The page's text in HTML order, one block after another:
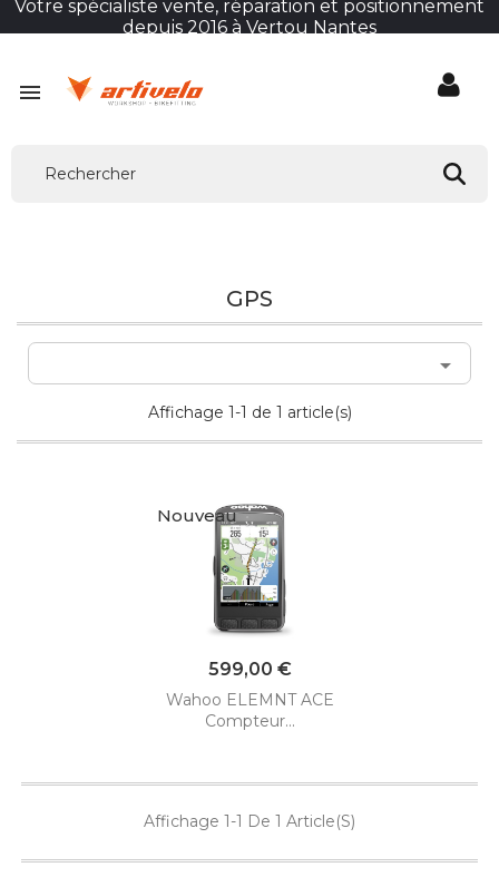
Votre spécialiste vente, réparation et positionnement
depuis 2016 à Vertou Nantes

GPS

Affichage 1-1 de 1 article(s)
Nouveau
Prix
599,00 €
Wahoo ELEMNT ACE
Compteur...
Affichage 1-1 De 1 Article(s)